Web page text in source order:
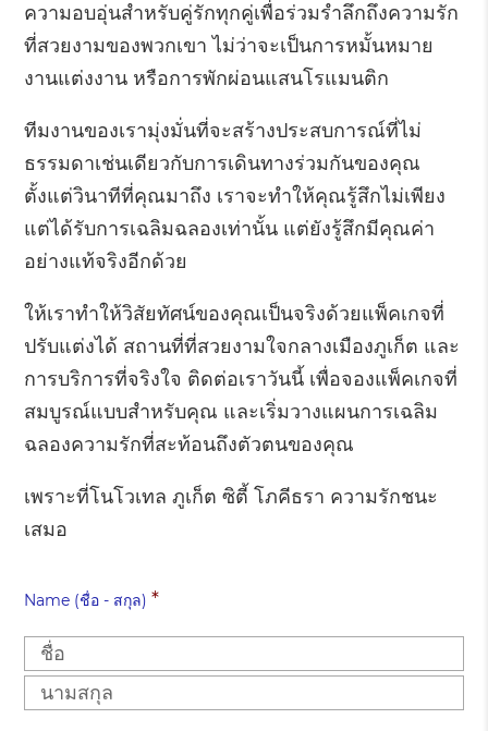
ความอบอุ่นสำหรับคู่รักทุกคู่เพื่อร่วมรำลึกถึงความรัก
ที่สวยงามของพวกเขา ไม่ว่าจะเป็นการหมั้นหมาย
งานแต่งงาน หรือการพักผ่อนแสนโรแมนติก
ทีมงานของเรามุ่งมั่นที่จะสร้างประสบการณ์ที่ไม่
ธรรมดาเช่นเดียวกับการเดินทางร่วมกันของคุณ
ตั้งแต่วินาทีที่คุณมาถึง เราจะทำให้คุณรู้สึกไม่เพียง
แต่ได้รับการเฉลิมฉลองเท่านั้น แต่ยังรู้สึกมีคุณค่า
อย่างแท้จริงอีกด้วย
ให้เราทำให้วิสัยทัศน์ของคุณเป็นจริงด้วยแพ็คเกจที่
ปรับแต่งได้ สถานที่ที่สวยงามใจกลางเมืองภูเก็ต และ
การบริการที่จริงใจ ติดต่อเราวันนี้ เพื่อจองแพ็คเกจที่
สมบูรณ์แบบสำหรับคุณ และเริ่มวางแผนการเฉลิม
ฉลองความรักที่สะท้อนถึงตัวตนของคุณ
เพราะที่โนโวเทล ภูเก็ต ซิตี้ โภคีธรา ความรักชนะ
เสมอ
Name (ชื่อ - สกุล) *